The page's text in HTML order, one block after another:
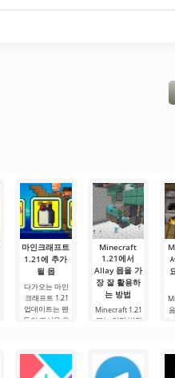
마인크래프트
1.21에 추가
될 몹
다가오는 마인
크래프트 1.21
업데이트는 팬
들의 관심을 유
로운 혁신과 이
전에 보지 못한
Minecraft
1.21에서
Allay 몹을 가
장 잘 활용하
는 방법
Minecraft 1.21
또는 이전 버전
수집에 있어 훌
륭한 조력자가